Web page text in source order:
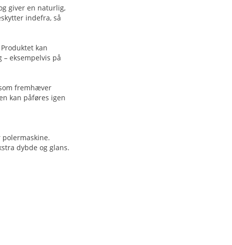
giver en naturlig,
indefra, så
kan
eksempelvis på
fremhæver
kan påføres igen
dybde og glans.